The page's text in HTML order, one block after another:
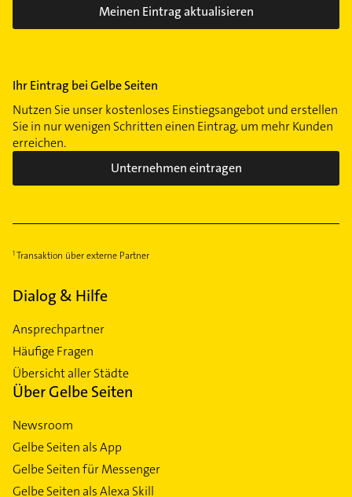
Meinen Eintrag aktualisieren
Ihr Eintrag bei Gelbe Seiten
Nutzen Sie unser kostenloses Einstiegsangebot und erstellen
Sie in nur wenigen Schritten einen Eintrag, um mehr Kunden
erreichen.
Unternehmen eintragen
Transaktion über externe Partner
Dialog & Hilfe
Ansprechpartner
Häufige Fragen
Übersicht aller Städte
Über Gelbe Seiten
Newsroom
Gelbe Seiten als App
Gelbe Seiten für Messenger
Gelbe Seiten als Alexa Skill